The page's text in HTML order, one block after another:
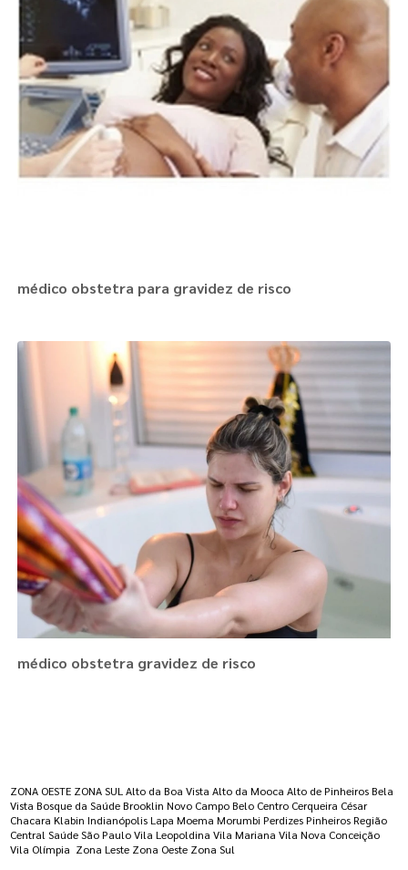
médico obstetra para gravidez de risco
médico obstetra gravidez de risco
ZONA OESTE ZONA SUL Alto da Boa Vista Alto da Mooca Alto de Pinheiros Bela
Vista Bosque da Saúde Brooklin Novo Campo Belo Centro Cerqueira César
Chacara Klabin Indianópolis Lapa Moema Morumbi Perdizes Pinheiros Região
Central Saúde São Paulo Vila Leopoldina Vila Mariana Vila Nova Conceição
Vila Olímpia Zona Leste Zona Oeste Zona Sul